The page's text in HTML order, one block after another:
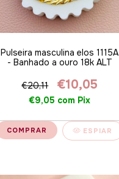
Pulseira masculina elos 1115A
- Banhado a ouro 18k ALT
€20,11 €10,05
€9,05 com Pix
ESPIAR